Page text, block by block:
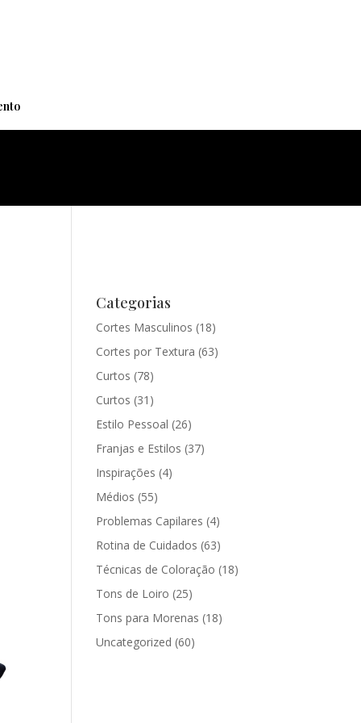
Categorias
Cortes Masculinos (18)
Cortes por Textura (63)
Curtos (78)
Curtos (31)
Estilo Pessoal (26)
Franjas e Estilos (37)
Inspirações (4)
Médios (55)
Problemas Capilares (4)
Rotina de Cuidados (63)
Técnicas de Coloração (18)
Tons de Loiro (25)
Tons para Morenas (18)
Uncategorized (60)